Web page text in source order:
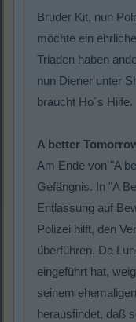
Bruder Kit, nun
möchte ein
Triaden haben
nun Diener unter
braucht Ho´s Hilfe.
A better
Am Ende von "A
Gefängnis. In "A
Entlassung auf
Polizei hilft, den
überführen. Da
eingeführt hat,
seinem
herausfindet, daß